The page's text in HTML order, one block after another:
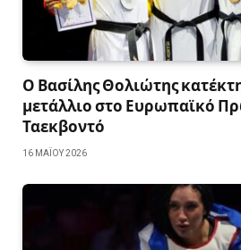
Ο Βασίλης Θολιώτης
μετάλλιο στο Ευρωπαϊκό
Ταεκβοντό
16 ΜΑΪ́ΟΥ 2026